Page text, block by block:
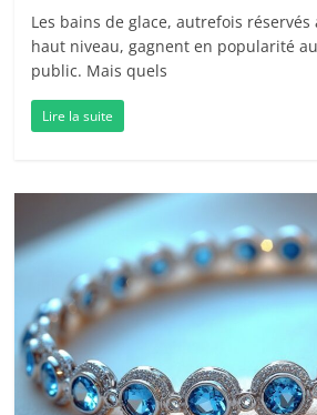
Les bains de glace, autrefois réservés
haut niveau, gagnent en popularité
public. Mais quels
Lire la suite